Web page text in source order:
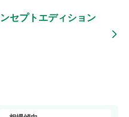
セプトエディション